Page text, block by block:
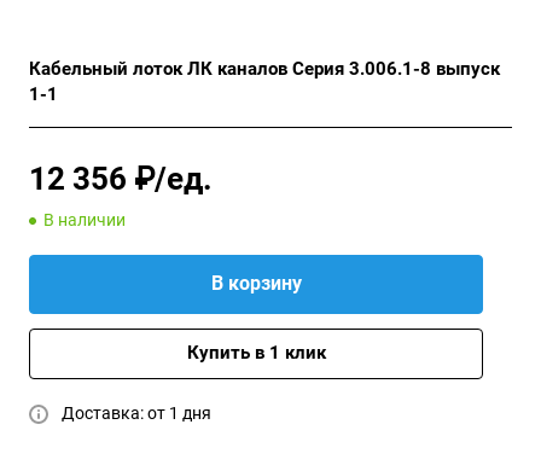
Кабельный лоток ЛК каналов Серия 3.006.1-8 выпуск
1-1
12 356 ₽/ед.
В наличии
В корзину
Купить в 1 клик
Доставка: от 1 дня